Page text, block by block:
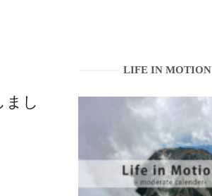
まし
LIFE IN MOTION